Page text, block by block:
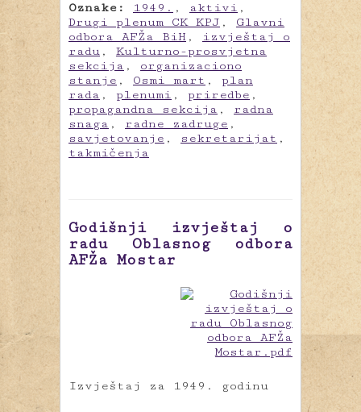
Oznake: 1949. , aktivi ,
Drugi plenum CK KPJ , Glavni
odbora AFŽa BiH ,
izvještaj o
radu , Kulturno-prosvjetna
sekcija , organizaciono
stanje , Osmi mart , plan
rada , plenumi , priredbe ,
propagandna sekcija , radna
snaga , radne zadruge ,
savjetovanje , sekretarijat ,
takmičenja
Godišnji izvještaj o
radu Oblasnog odbora
AFŽa Mostar
Izvještaj za 1949. godinu